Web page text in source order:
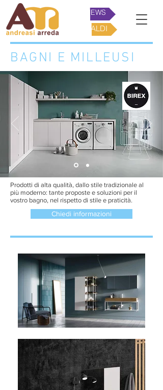
SALDI
NEWS
BAGNI E MILLEUSI
Prodotti di alta qualità, dallo stile tradizionale al
più moderno: tante proposte e soluzioni per il
vostro bagno, nel rispetto di stile e praticità.
Chiedi informazioni